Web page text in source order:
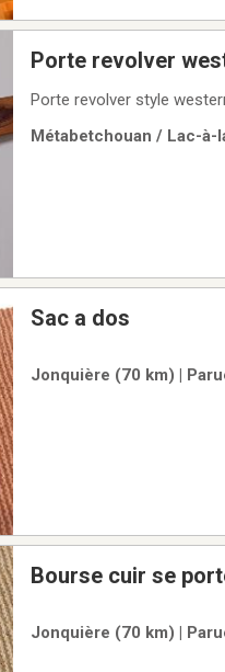
Porte revolver
Porte revolver style
Métabetchouan / Lac-à-
Sac a dos
Jonquière (70 km) |
Jonquière (70 km) |